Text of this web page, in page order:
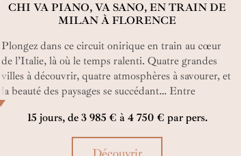
CHI VA PIANO, VA SANO, EN TRAIN DE
MILAN À FLORENCE
Plongez dans ce circuit onirique en train au cœur
de l’Italie, là où le temps ralenti. Quatre grandes
villes à découvrir, quatre atmosphères à savourer, et
la beauté des paysages se succédant… Entre
campagnes sereines et centres urbains vibrants, la
magie d’un slow-travel à partager sans modération.
15 jours, de 3 985 € à 4 750 € par pers.